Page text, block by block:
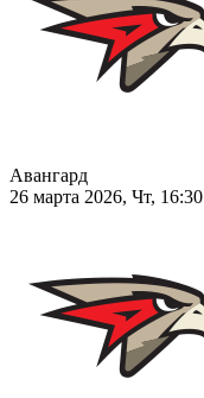
Авангард
26 марта 2026, Чт, 16:30